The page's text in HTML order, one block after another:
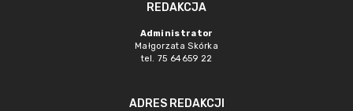
REDAKCJA
Administrator
Małgorzata Skórka
tel. 75 64659 22
ADRES REDAKCJI